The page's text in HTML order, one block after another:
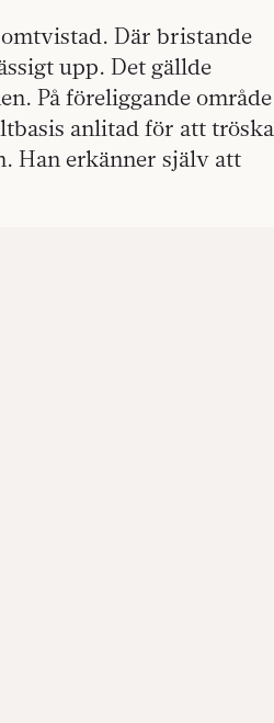
Där bristande
upp. Det gällde
På föreliggande område
anlitad för att tröska
Han erkänner själv att